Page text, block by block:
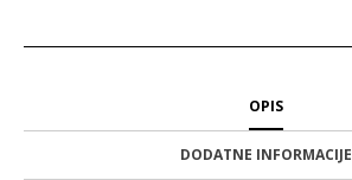
OPIS
DODATNE INFORMACIJE